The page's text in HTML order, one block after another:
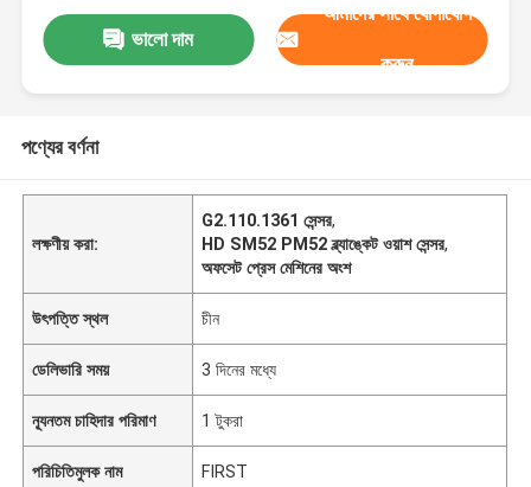
ভালো দাম
আমাদের সাথে যোগাযোগ
করুন
পণ্যের বর্ণনা
লক্ষণীয় করা:
G2.110.1361 সেন্সর,
HD SM52 PM52 ব্ল্যাঙ্কেট ওয়াশ সেন্সর,
অফসেট প্রেস মেশিনের অংশ
উৎপত্তি স্থল চীন
ডেলিভারি সময় 3 দিনের মধ্যে
ন্যূনতম চাহিদার পরিমাণ 1 টুকরা
পরিচিতিমুলক নাম FIRST